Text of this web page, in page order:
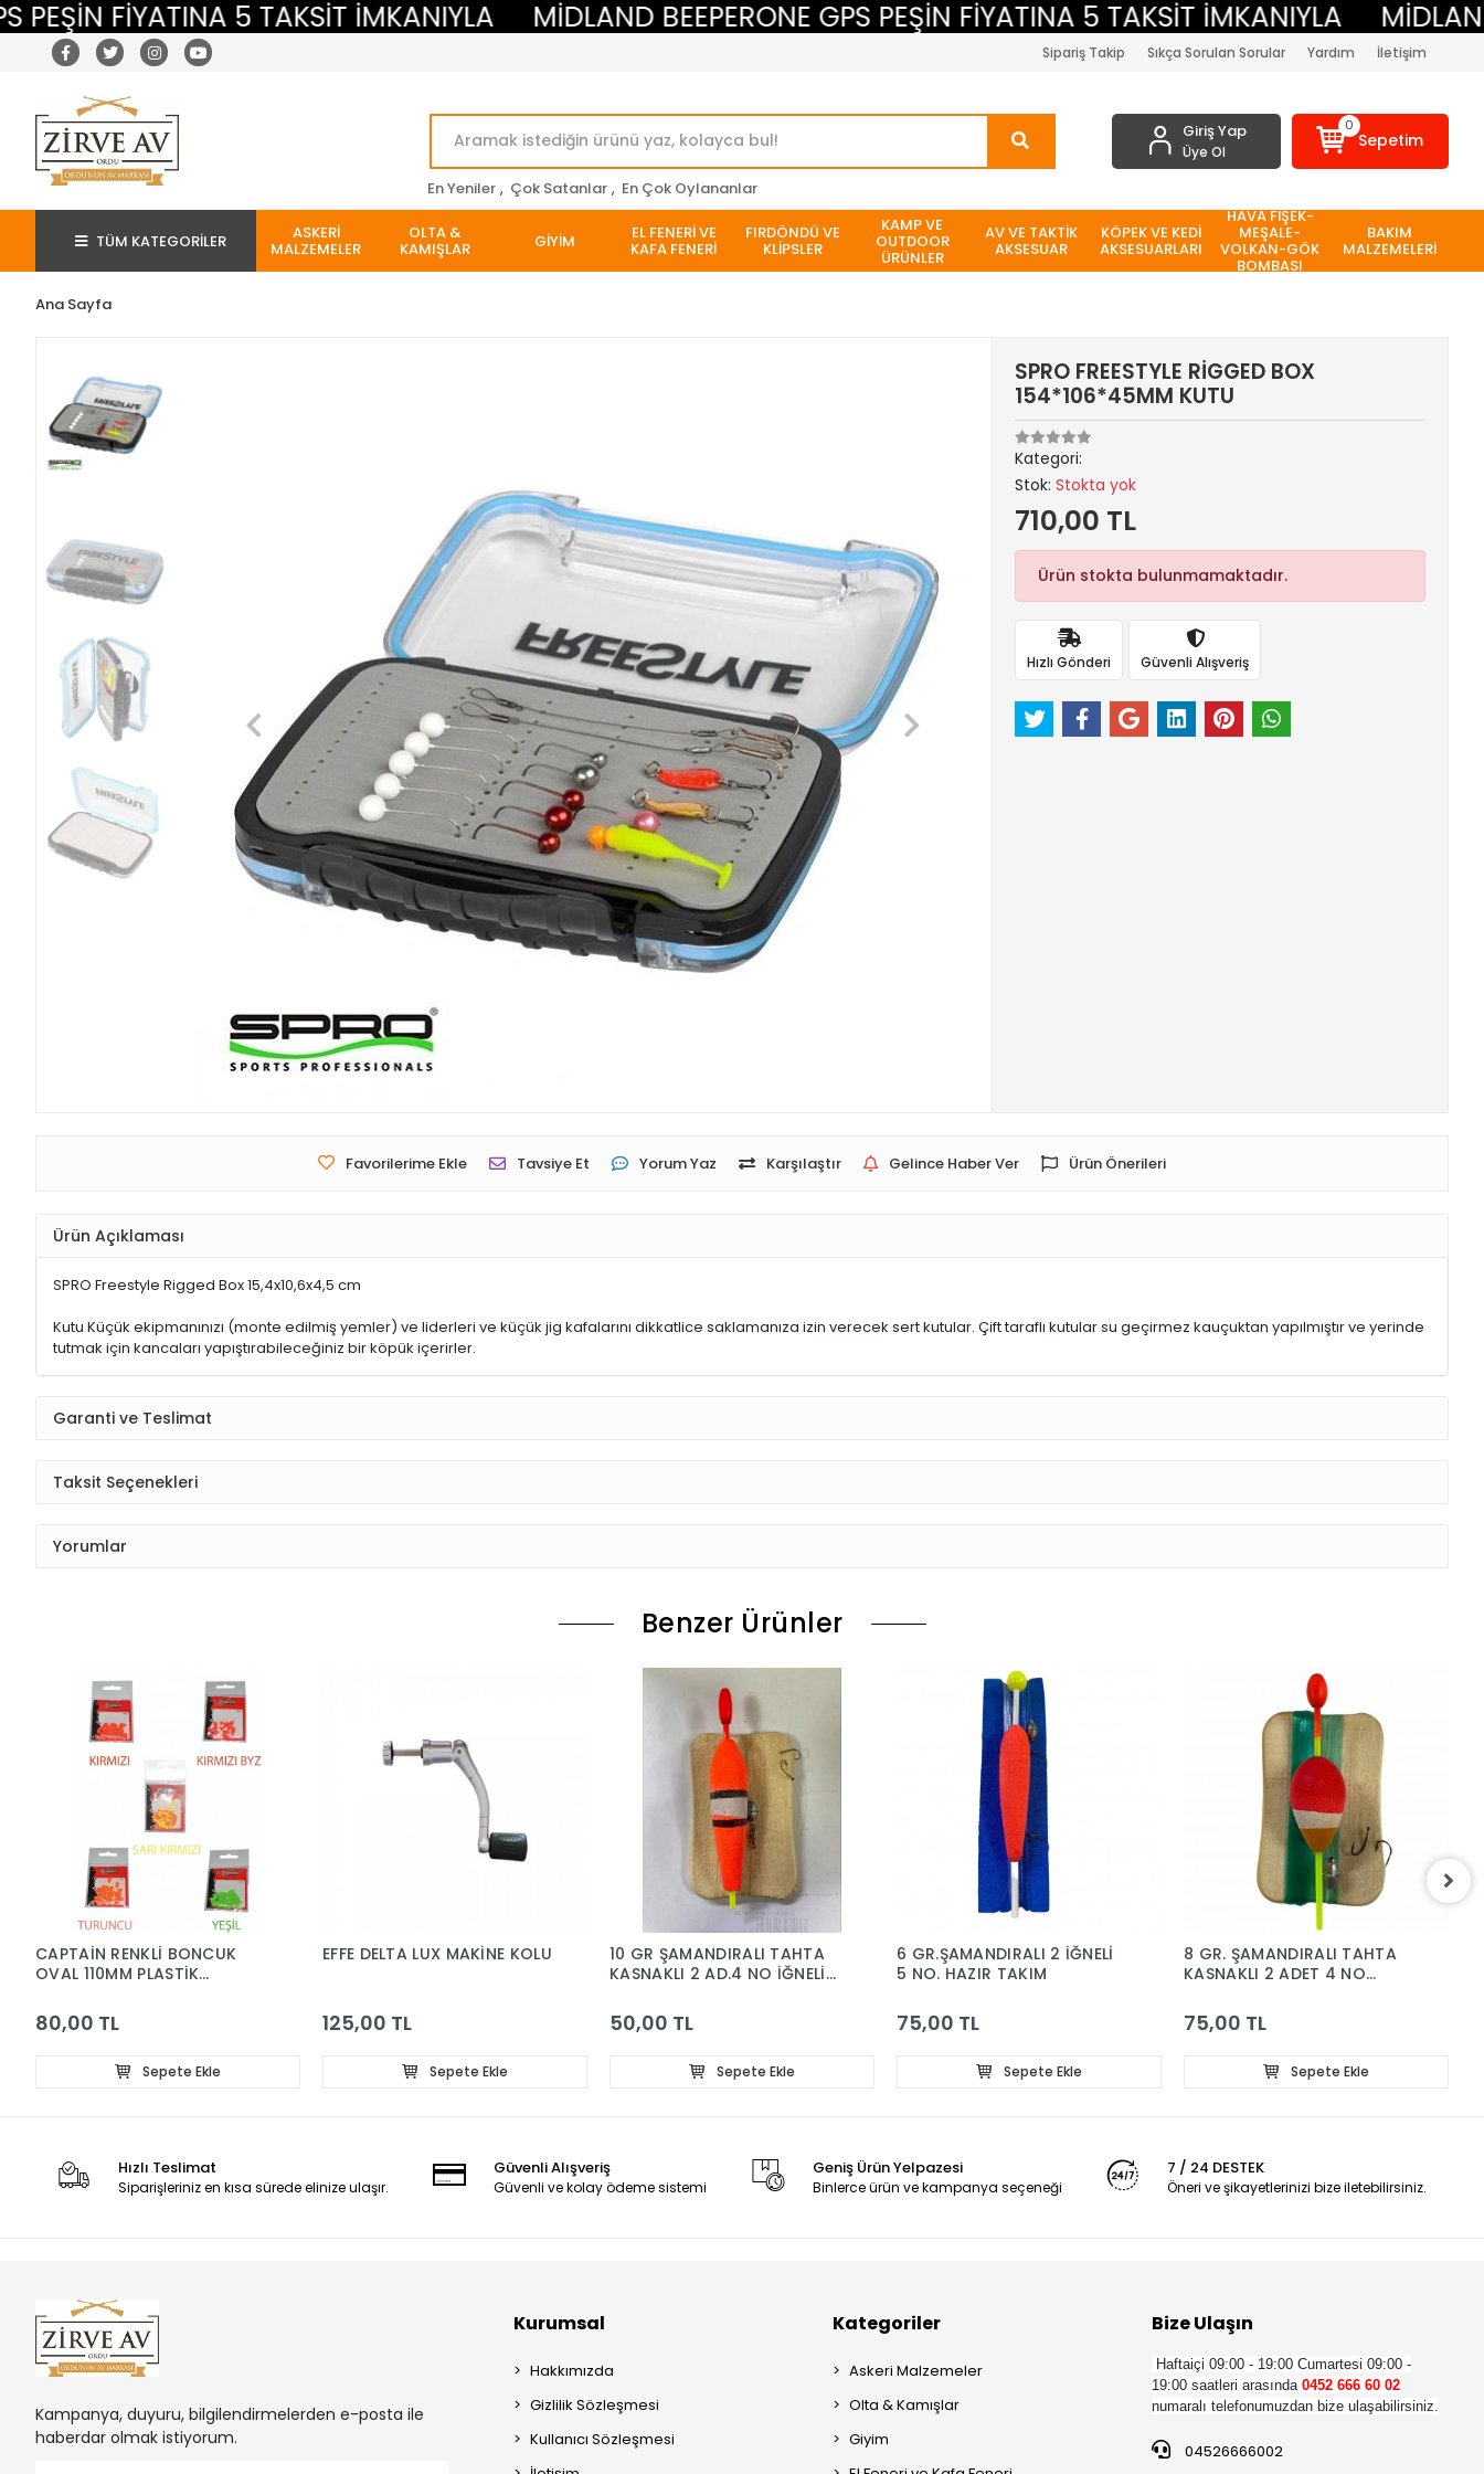
FİYATINA 5 TAKSİT İMKANIYLA MİDLAND BEEPERONE GPS PEŞİN FİYATINA 5 TAKSİT İMKANIYLA MİDLAND
Sipariş Takip Sıkça Sorulan Sorular Yardım İletişim
En Yeniler , Çok Satanlar , En Çok Oylananlar
Giriş Yap
Üye Ol
0
Sepetim
TÜM KATEGORİLER ASKERİ
MALZEMELER
OLTA &
KAMIŞLAR GİYİM EL FENERİ VE
KAFA FENERİ
FIRDÖNDÜ VE
KLİPSLER
KAMP VE
OUTDOOR
ÜRÜNLER
AV VE TAKTİK
AKSESUAR
KÖPEK VE KEDİ
AKSESUARLARI
HAVA FİŞEK-
MEŞALE-
VOLKAN-GÖK
BOMBASI
BAKIM
MALZEMELERİ
Ana Sayfa
SPRO FREESTYLE RİGGED BOX
154*106*45MM KUTU
Kategori:
Stok:Stokta yok
710,00 TL
Ürün stokta bulunmamaktadır.
Hızlı Gönderi Güvenli Alışveriş
Favorilerime Ekle Tavsiye Et Yorum Yaz Karşılaştır Gelince Haber Ver Ürün Önerileri
Ürün Açıklaması
SPRO Freestyle Rigged Box 15,4x10,6x4,5 cm
Kutu Küçük ekipmanınızı (monte edilmiş yemler) ve liderleri ve küçük jig kafalarını dikkatlice saklamanıza izin verecek sert kutular. Çift taraflı kutular su geçirmez kauçuktan yapılmıştır ve yerinde
tutmak için kancaları yapıştırabileceğiniz bir köpük içerirler.
Garanti ve Teslimat
Taksit Seçenekleri
Yorumlar
Benzer Ürünler
CAPTAİN RENKLİ BONCUK
OVAL 110MM PLASTİK
80,00 TL
Sepete Ekle
EFFE DELTA LUX MAKİNE KOLU
125,00 TL
Sepete Ekle
10 GR ŞAMANDIRALI TAHTA
KASNAKLI 2 AD.4 NO İĞNELİ
50,00 TL
Sepete Ekle
6 GR.ŞAMANDIRALI 2 İĞNELİ
5 NO. HAZIR TAKIM
75,00 TL
Sepete Ekle
8 GR. ŞAMANDIRALI TAHTA
KASNAKLI 2 ADET 4 NO
75,00 TL
Sepete Ekle
Hızlı Teslimat
Siparişleriniz en kısa sürede elinize ulaşır.
Güvenli Alışveriş
Güvenli ve kolay ödeme sistemi
Geniş Ürün Yelpazesi
Binlerce ürün ve kampanya seçeneği
7 / 24 DESTEK
Öneri ve şikayetlerinizi bize iletebilirsiniz.
Kampanya, duyuru, bilgilendirmelerden e-posta ile
haberdar olmak istiyorum.
Kurumsal
Hakkımızda
Gizlilik Sözleşmesi
Kullanıcı Sözleşmesi
Kategoriler
Askeri Malzemeler
Olta & Kamışlar
Giyim
Bize Ulaşın
Haftaiçi 09:00 - 19:00Cumartesi 09:00 -
19:00 saatleri arasında0452 666 60 02
numaralı telefonumuzdan bize ulaşabilirsiniz.
04526666002